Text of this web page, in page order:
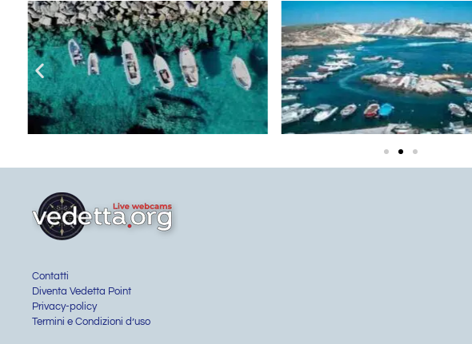
Contatti
Diventa Vedetta Point
Privacy-policy
Termini e Condizioni d’uso